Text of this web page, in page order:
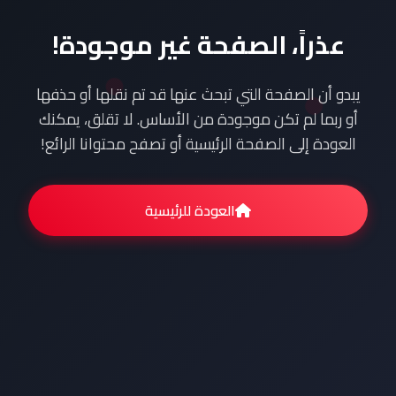
عذراً، الصفحة غير موجودة!
يبدو أن الصفحة التي تبحث عنها قد تم نقلها أو حذفها
أو ربما لم تكن موجودة من الأساس. لا تقلق، يمكنك
العودة إلى الصفحة الرئيسية أو تصفح محتوانا الرائع!
العودة للرئيسية